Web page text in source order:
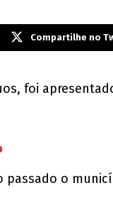
Compartilhe no
foi
passado o